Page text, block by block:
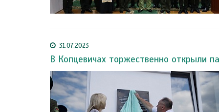
31.07.2023
В Копцевичах торжественно открыли